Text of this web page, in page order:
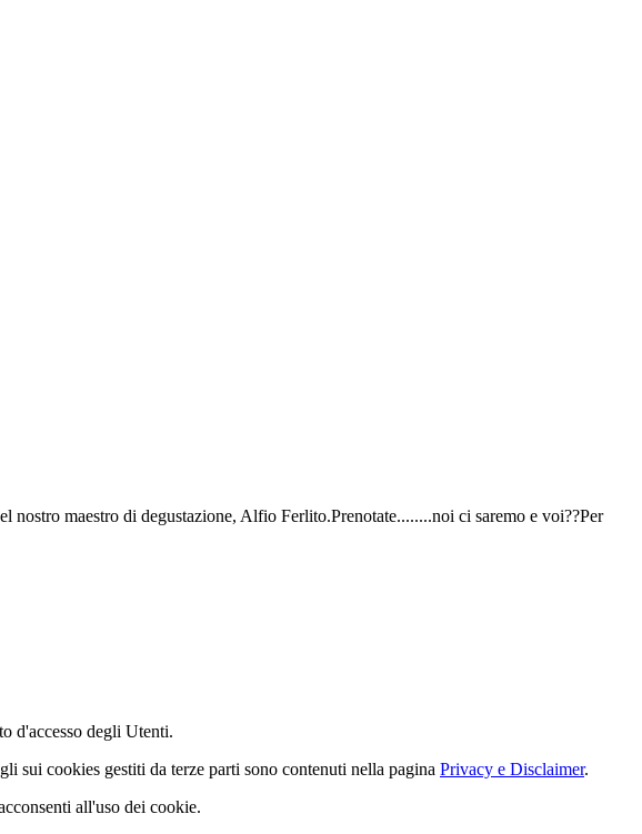
maestro di degustazione, Alfio Ferlito.Prenotate........noi ci saremo e voi??Per
d'accesso degli Utenti.
sui cookies gestiti da terze parti sono contenuti nella pagina Privacy e Disclaimer.
all'uso dei cookie.